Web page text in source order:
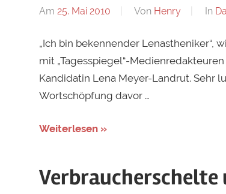
Am 25. Mai 2010 Von Henry In
„Ich bin bekennender Lenastheniker“,
mit „Tagesspiegel“-
Kandidatin Lena Meyer-Landrut. Sehr
Wortschöpfung davor …
Weiterlesen »